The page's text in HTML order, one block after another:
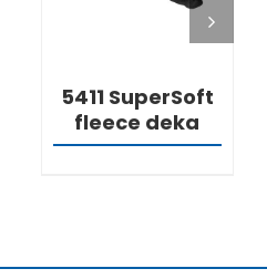
5411 SuperSoft
fleece deka